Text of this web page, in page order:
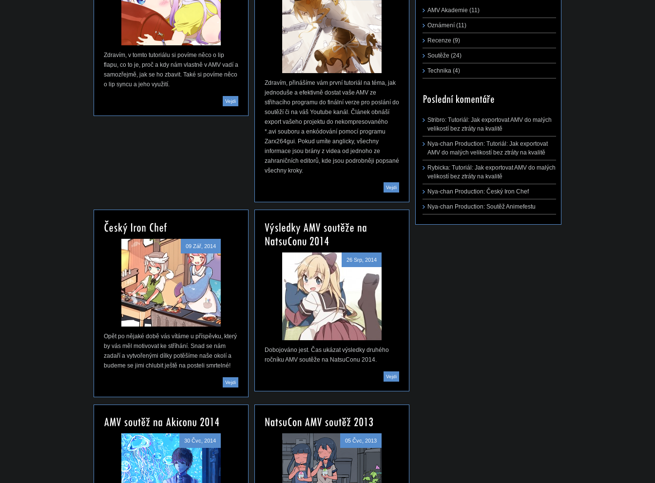
Zdravím, v tomto tutoriálu si povíme něco o lip
flapu, co to je, proč a kdy nám vlastně v AMV vadí a
samozřejmě, jak se ho zbavit. Také si povíme něco
o lip syncu a jeho využití.
Vejdi
Zdravím, přinášíme vám první tutoriál na téma, jak
jednoduše a efektivně dostat vaše AMV ze
střihacího programu do finální verze pro poslání do
soutěží či na váš Youtube kanál. Článek obnáší
export vašeho projektu do nekompresovaného
*.avi souboru a enkódování pomocí programu
Zarx264gui. Pokud umíte anglicky, všechny
informace jsou brány z videa od jednoho ze
zahraničních editorů, kde jsou podrobněji popsané
všechny kroky.
Vejdi
09 Zář, 2014
Opět po nějaké době vás vítáme u příspěvku, který
by vás měl motivovat ke stříhání. Snad se nám
zadaří a vytvořenými dílky potěšíme naše okolí a
budeme se jimi chlubit ještě na posteli smrtelné!
Vejdi
26 Srp, 2014
Dobojováno jest. Čas ukázat výsledky druhého
ročníku AMV soutěže na NatsuConu 2014.
Vejdi
30 Čvc, 2014 05 Čvc, 2013
AMV Akademie (11)
Oznámení (11)
Recenze (9)
Soutěže (24)
Technika (4)
Stribro: Tutoriál: Jak exportovat AMV do malých
velikostí bez ztráty na kvalitě
Nya-chan Production: Tutoriál: Jak exportovat
AMV do malých velikostí bez ztráty na kvalitě
Rybicka: Tutoriál: Jak exportovat AMV do malých
velikostí bez ztráty na kvalitě
Nya-chan Production: Český Iron Chef
Nya-chan Production: Soutěž Animefestu